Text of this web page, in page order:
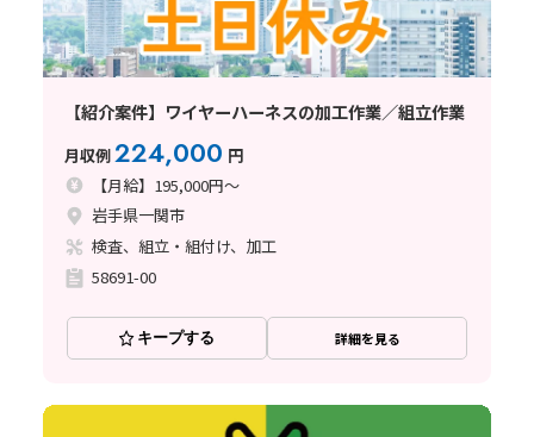
【紹介案件】ワイヤーハーネスの加工作業／組立作業
月収例224,000 円
【月給】195,000円～
岩手県一関市
検査、組立・組付け、加工
58691-00
キープする 詳細を見る